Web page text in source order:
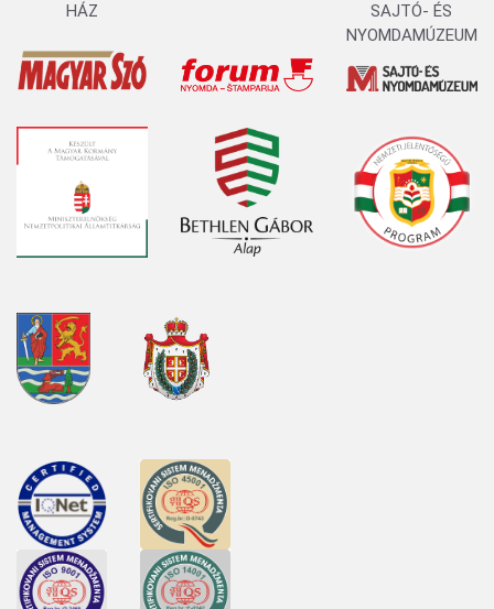
HÁZ
SAJTÓ- ÉS
NYOMDAMÚZEUM